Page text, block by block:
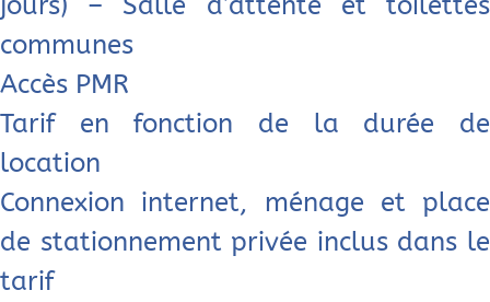
communes
Accès PMR
Tarif en fonction de la durée de
location
Connexion internet, ménage et place
de stationnement privée inclus dans le
tarif